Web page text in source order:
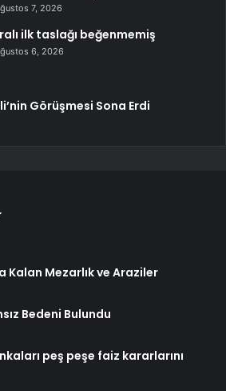
7, 2026
ilk taslağı beğenmemiş
6, 2026
Görüşmesi Sona Erdi
Kalan Mezarlık ve Araziler
Bedeni Bulundu
peş peşe faiz kararlarını